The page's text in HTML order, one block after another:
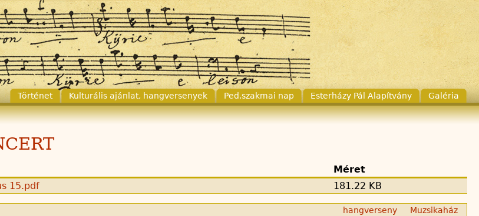
Történet Kulturális ajánlat, hangversenyek Ped.szakmai nap Esterházy Pál Alapítvány Galéria
Méret
15.pdf
181.22 KB
hangverseny Muzsikaház